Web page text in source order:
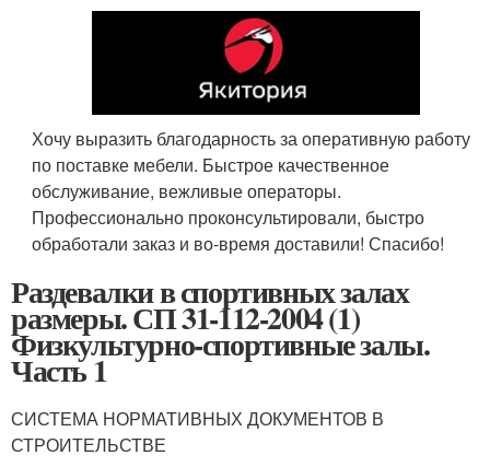
Хочу выразить благодарность за оперативную работу
по поставке мебели. Быстрое качественное
обслуживание, вежливые операторы.
Профессионально проконсультировали, быстро
обработали заказ и во-время доставили! Спасибо!
Раздевалки в спортивных залах
размеры. СП 31-112-2004 (1)
Физкультурно-спортивные залы.
Часть 1
СИСТЕМА НОРМАТИВНЫХ ДОКУМЕНТОВ В
СТРОИТЕЛЬСТВЕ